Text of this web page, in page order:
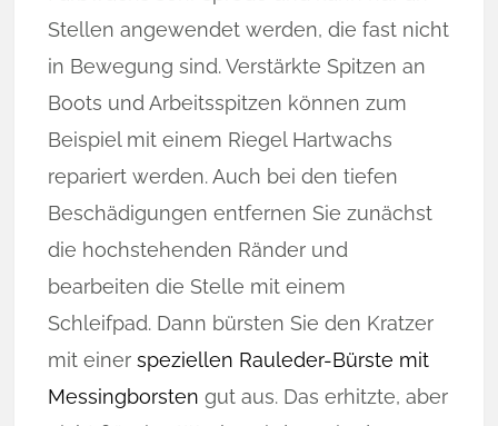
Stellen angewendet werden, die fast nicht
in Bewegung sind. Verstärkte Spitzen an
Boots und Arbeitsspitzen können zum
Beispiel mit einem Riegel Hartwachs
repariert werden. Auch bei den tiefen
Beschädigungen entfernen Sie zunächst
die hochstehenden Ränder und
bearbeiten die Stelle mit einem
Schleifpad. Dann bürsten Sie den Kratzer
mit einerspeziellen Rauleder-Bürste mit
Messingborsten gut aus. Das erhitzte, aber